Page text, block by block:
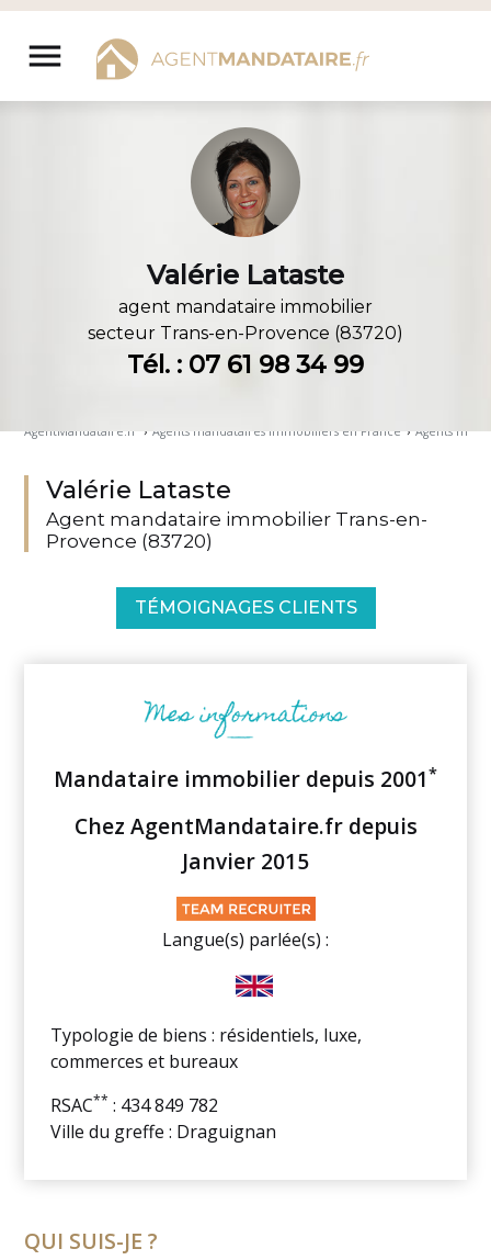
Aller
contenu
menu
Valérie Lataste
agent mandataire immobilier
secteur Trans-en-Provence (83720)
Tél. : 07 61 98 34 99
AgentMandataire.fr › Agents mandataires immobiliers en France › Agents
Valérie Lataste
Agent mandataire immobilier Trans-en-
Provence (83720)
TÉMOIGNAGES CLIENTS
Mandataire immobilier depuis 2001*
Chez AgentMandataire.fr depuis
Janvier 2015
Langue(s) parlée(s) :
Typologie de biens : résidentiels, luxe,
commerces et bureaux
RSAC** : 434 849 782
Ville du greffe : Draguignan
QUI SUIS-JE ?